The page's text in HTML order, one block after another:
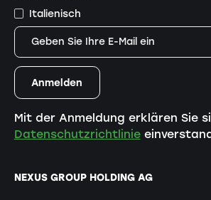
NEXUS GROUP HOLDING AG
Italienisch
Mit der Anmeldung erklären Sie
Datenschutzrichtlinie